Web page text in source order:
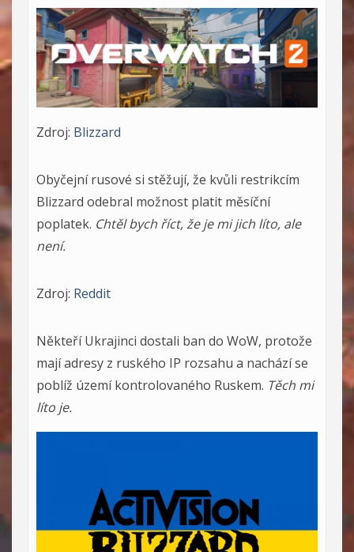
Zdroj: Blizzard
Obyčejní rusové si stěžují, že kvůli restrikcím
Blizzard odebral možnost platit měsíční
poplatek. Chtěl bych říct, že je mi jich líto, ale
není.
Zdroj: Reddit
Někteří Ukrajinci dostali ban do WoW, protože
mají adresy z ruského IP rozsahu a nachází se
poblíž území kontrolovaného Ruskem. Těch mi
líto je.